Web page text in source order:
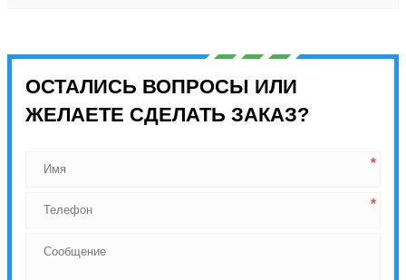
ОСТАЛИСЬ ВОПРОСЫ ИЛИ
ЖЕЛАЕТЕ СДЕЛАТЬ ЗАКАЗ?